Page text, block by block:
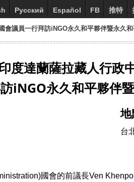
Русский Español FB 推特
會議員一行拜訪iNGO永久和平夥伴暨永久
度達蘭薩拉藏人行政
iNGO永久和平夥伴
台
國會的前議長Ven